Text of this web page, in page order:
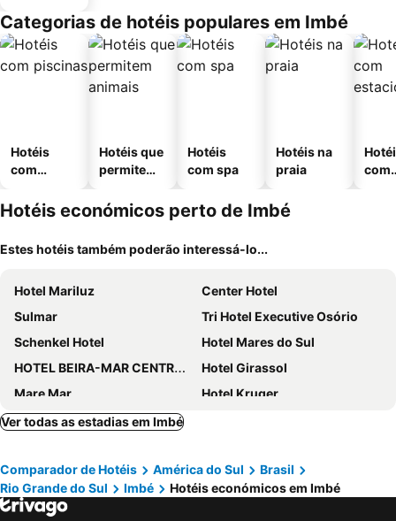
Categorias de hotéis populares em Imbé
Hotéis
com
Hotéis que
permitem
Hotéis
com spa
Hotéis na
praia
com
Hotéis económicos perto de Imbé
Estes hotéis também poderão interessá-lo...
Hotel Mariluz
Center Hotel
Sulmar
Tri Hotel Executive Osório
Schenkel Hotel
Hotel Mares do Sul
HOTEL BEIRA-MAR CENTRO DE EVENTOS
Hotel Girassol
Mare Mar
Hotel Kruger
Pousada Silvestre
Hotel Centenário
Lebanon Praia Hotel
Cabanas Presidente
Hotel Kimar
Ver todas as estadias em Imbé
Comparador de Hotéis América do Sul
Brasil
Rio Grande do Sul
Imbé Hotéis económicos em Imbé